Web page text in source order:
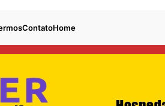
ContatoHome